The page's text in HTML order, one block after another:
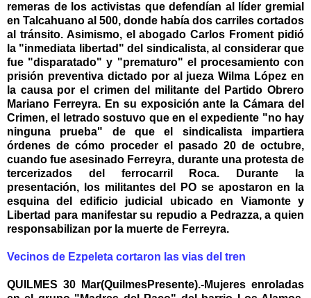
remeras de los activistas que defendían al líder gremial
en Talcahuano al 500, donde había dos carriles cortados
al tránsito. Asimismo, el abogado Carlos Froment pidió
la "inmediata libertad" del sindicalista, al considerar que
fue "disparatado" y "prematuro" el procesamiento con
prisión preventiva dictado por al jueza Wilma López en
la causa por el crimen del militante del Partido Obrero
Mariano Ferreyra. En su exposición ante la Cámara del
Crimen, el letrado sostuvo que en el expediente "no hay
ninguna prueba" de que el sindicalista impartiera
órdenes de cómo proceder el pasado 20 de octubre,
cuando fue asesinado Ferreyra, durante una protesta de
tercerizados del ferrocarril Roca. Durante la
presentación, los militantes del PO se apostaron en la
esquina del edificio judicial ubicado en Viamonte y
Libertad para manifestar su repudio a Pedrazza, a quien
responsabilizan por la muerte de Ferreyra.
Vecinos de Ezpeleta cortaron las vias del tren
QUILMES 30 Mar(QuilmesPresente).-Mujeres enroladas